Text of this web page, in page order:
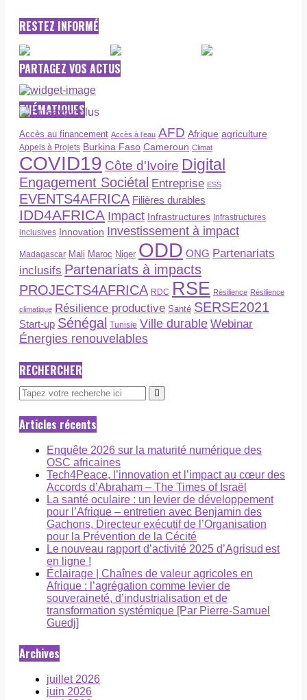
RESTEZ INFORMÉ
PARTAGEZ VOS ACTUS
THÉMATIQUES
Accès au financement Accès à l’eau AFD Afrique agriculture
Appels à Projets Burkina Faso Cameroun Climat
COVID19 Côte d'Ivoire Digital
Engagement Sociétal Entreprise ESS
EVENTS4AFRICA Filières durables
IDD4AFRICA Impact Infrastructures Infrastructures
inclusives Innovation Investissement à impact
Madagascar Mali Maroc Niger ODD ONG Partenariats
inclusifs Partenariats à impacts
PROJECTS4AFRICA RDC RSE Résilience Résilience
climatique Résilience productive Santé SERSE2021
Start-up Sénégal Tunisie Ville durable Webinar
Énergies renouvelables
RECHERCHER
Articles récents
Enquête 2026 sur la maturité numérique des
OSC africaines
Tech4Peace, l’innovation et l’impact au cœur des
Accords d’Abraham – The Times of Israël
La santé oculaire : un levier de développement
pour l’Afrique – entretien avec Benjamin des
Gachons, Directeur exécutif de l’Organisation
pour la Prévention de la Cécité
Le nouveau rapport d’activité 2025 d’Agrisud est
en ligne !
Éclairage | Chaînes de valeur agricoles en
Afrique : l’agrégation comme levier de
souveraineté, d’industrialisation et de
transformation systémique [Par Pierre-Samuel
Guedj]
Archives
juillet 2026
juin 2026